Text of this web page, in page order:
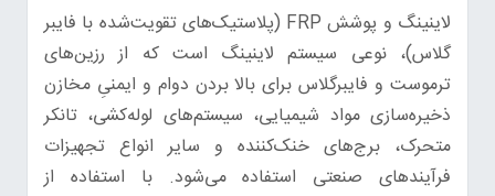
لاینینگ و پوشش FRP (پلاستیک‌های تقویت‌شده با فایبر
گلاس)، نوعی سیستم لاینینگ است که از رزین‌های
ترموست و فایبرگلاس برای بالا بردن دوام و ایمنیِ مخازن
ذخیره‌سازی مواد شیمیایی، سیستم‌های لوله‌کشی، تانکر
متحرک، برج‌های خنک‌کننده و سایر انواع تجهیزات
فرآیندهای صنعتی استفاده می‌شود. با استفاده از